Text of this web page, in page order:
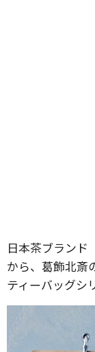
日本茶ブランド
から、葛飾北斎
ティーバッグシ